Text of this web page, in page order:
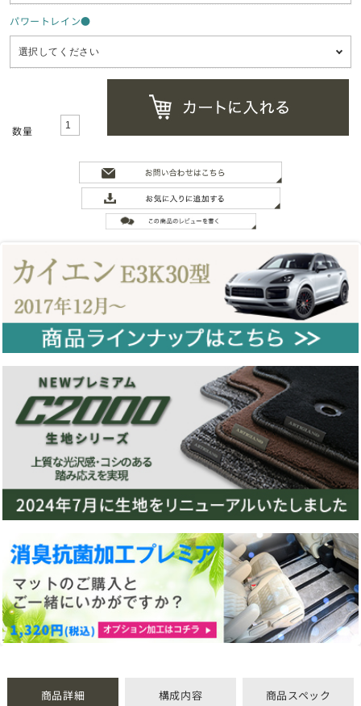
パワートレイン●
数量
商品詳細 構成内容 商品スペック